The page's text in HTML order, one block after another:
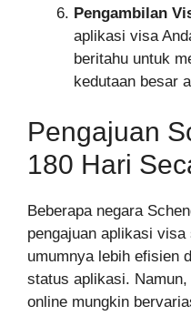
Pengambilan
aplikasi visa
beritahu untuk
kedutaan besar
Pengajuan
180 Hari
Beberapa negara
pengajuan aplikasi
umumnya lebih efisien
status aplikasi.
online mungkin